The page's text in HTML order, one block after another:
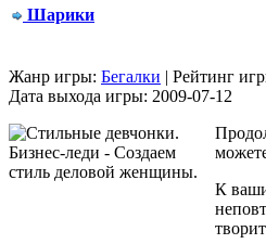
Шарики
Жанр игры: Бегалки | Рейтинг
Дата выхода игры: 2009-07-12
К